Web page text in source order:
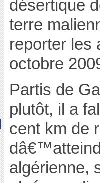
désertique
terre
reporter les
octobre
Partis de
plutôt, il a
cent km de
algérienne,